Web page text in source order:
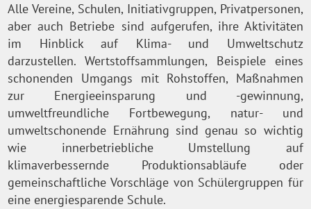
Alle Vereine, Schulen, Initiativgruppen, Privatpersonen,
aber auch Betriebe sind aufgerufen, ihre Aktivitäten
im Hinblick auf Klima- und Umweltschutz
darzustellen. Wertstoffsammlungen, Beispiele eines
schonenden Umgangs mit Rohstoffen, Maßnahmen
zur Energieeinsparung und -gewinnung,
umweltfreundliche Fortbewegung, natur- und
umweltschonende Ernährung sind genau so wichtig
wie innerbetriebliche Umstellung auf
klimaverbessernde Produktionsabläufe oder
gemeinschaftliche Vorschläge von Schülergruppen für
eine energiesparende Schule.